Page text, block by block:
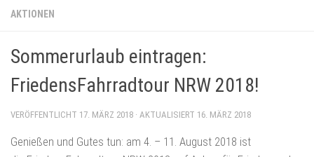
AKTIONEN
Sommerurlaub eintragen:
FriedensFahrradtour NRW 2018!
VERÖFFENTLICHT 17. MÄRZ 2018 · AKTUALISIERT 16. MÄRZ 2018
Genießen und Gutes tun: am 4. – 11. August 2018 ist